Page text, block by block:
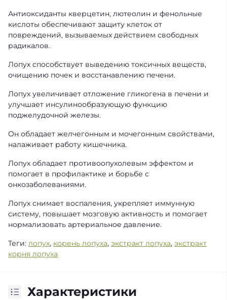
Антиоксиданты кверцетин, лютеолин и фенольные
кислоты обеспечивают защиту клеток от
повреждений, вызываемых действием свободных
радикалов.
Лопух способствует выведению токсичных веществ,
очищению почек и восстанавлению печени.
Лопух увеличивает отложение гликогена в печени и
улучшает инсулинообразующую функцию
поджелудочной железы.
Он обладает желчегонным и мочегонным свойствами,
налаживает работу кишечника.
Лопух обладает противоопухолевым эффектом и
помогает в профилактике и борьбе с
онкозаболеваниями.
Лопух снимает воспаления, укрепляет иммунную
систему, повышает мозговую активность и помогает
нормализовать артериальное давление.
Теги: лопух, корень лопуха, экстракт лопуха, экстракт
корня лопуха
Характеристики